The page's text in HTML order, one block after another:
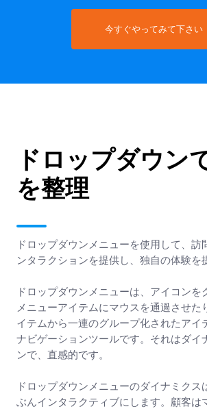
今すぐやってみて下さい
ドロップダウン
を整理
ドロップダウンメニューを使用して、訪
ンタラクションを提供し、独自の体験を
ドロップダウンメニューは、アイコンを
メニューアイテムにマウスを通過させた
イテムから一連のグループ化されたアイ
ナビゲーションツールです。それはダイ
ンで、直感的です。
ドロップダウンメニューのダイナミクス
ぶんインタラクティブにします。顧客は